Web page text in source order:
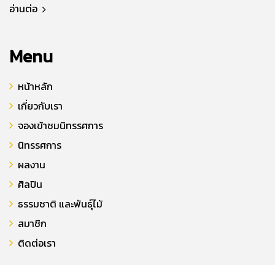
อ่านต่อ
Menu
หน้าหลัก
เกี่ยวกับเรา
จองเข้าชมนิทรรศการ
นิทรรศการ
ผลงาน
ศิลปิน
ธรรมชาติ และพันธุ์ไม้
สมาชิก
ติดต่อเรา